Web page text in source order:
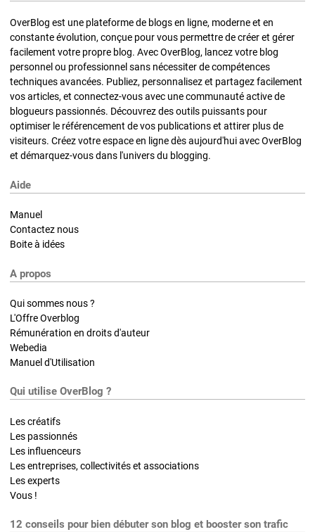
OverBlog est une plateforme de blogs en ligne, moderne et en
constante évolution, conçue pour vous permettre de créer et gérer
facilement votre propre blog. Avec OverBlog, lancez votre blog
personnel ou professionnel sans nécessiter de compétences
techniques avancées. Publiez, personnalisez et partagez facilement
vos articles, et connectez-vous avec une communauté active de
blogueurs passionnés. Découvrez des outils puissants pour
optimiser le référencement de vos publications et attirer plus de
visiteurs. Créez votre espace en ligne dès aujourd'hui avec OverBlog
et démarquez-vous dans l'univers du blogging.
Aide
Manuel
Contactez nous
Boite à idées
A propos
Qui sommes nous ?
L'Offre Overblog
Rémunération en droits d'auteur
Webedia
Manuel d'Utilisation
Qui utilise OverBlog ?
Les créatifs
Les passionnés
Les influenceurs
Les entreprises, collectivités et associations
Les experts
Vous !
12 conseils pour bien débuter son blog et booster son trafic